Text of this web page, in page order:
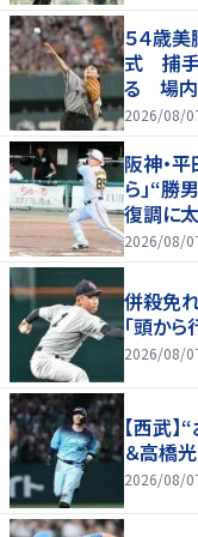
５４歳
式 捕手
る 場
2026/08/
阪神・
ら」“勝
復調に
2026/08/
併殺免
「頭から
2026/08/
【西武
＆高橋
2026/08/